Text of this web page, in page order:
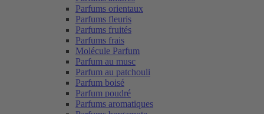
Parfums orientaux
Parfums fleuris
Parfums fruités
Parfums frais
Molécule Parfum
Parfum au musc
Parfum au patchouli
Parfum boisé
Parfum poudré
Parfums aromatiques